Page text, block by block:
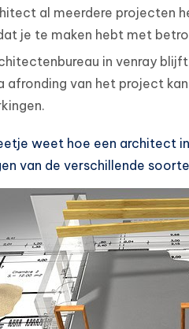
al meerdere projecten
je te maken hebt met
in venray
afronding van het project
weet hoe een architect
van de verschillende